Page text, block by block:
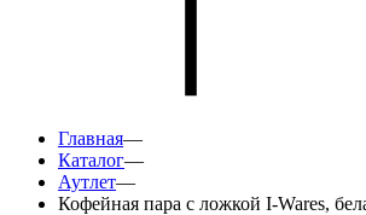
Главная—
Каталог—
Аутлет—
Кофейная пара с ложкой I-Wares,